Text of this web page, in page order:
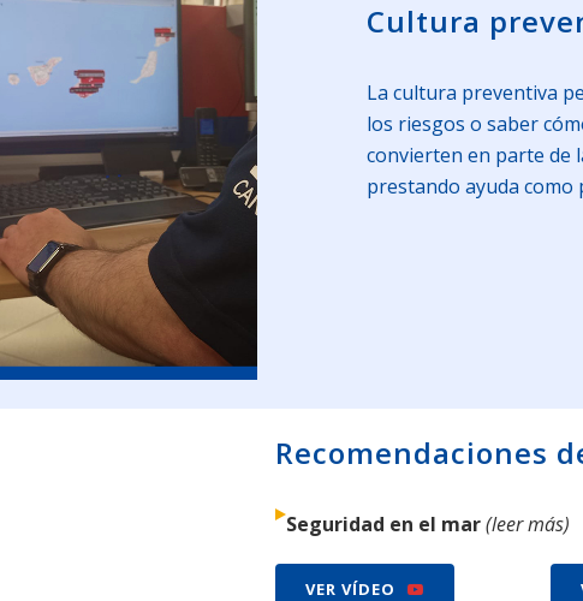
Cultura
La cultura preventiva
los riesgos o saber
convierten en parte de
prestando ayuda
Recomendaciones
Seguridad en el mar(leer más)
VER VÍDEO